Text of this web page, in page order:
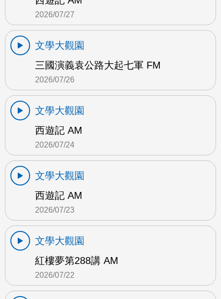
2026/07/27
文學大觀園
三國演義袁公路大起七軍 FM
2026/07/26
文學大觀園
西遊記 AM
2026/07/24
文學大觀園
西遊記 AM
2026/07/23
文學大觀園
紅樓夢第288講 AM
2026/07/22